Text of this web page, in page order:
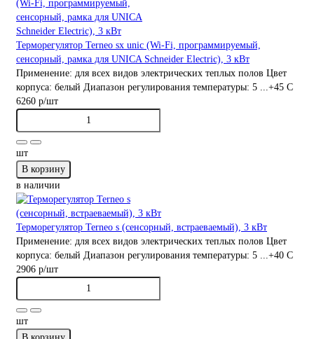
Терморегулятор Terneo sx unic (Wi-Fi, программируемый,
сенсорный, рамка для UNICA Schneider Electric), 3 кВт
Применение: для всех видов электрических теплых полов Цвет
корпуса: белый Диапазон регулирования температуры: 5 ...+45 С
6260 р/шт
шт
В корзину
в наличии
Терморегулятор Terneo s (сенсорный, встраеваемый), 3 кВт
Применение: для всех видов электрических теплых полов Цвет
корпуса: белый Диапазон регулирования температуры: 5 ...+40 С
2906 р/шт
шт